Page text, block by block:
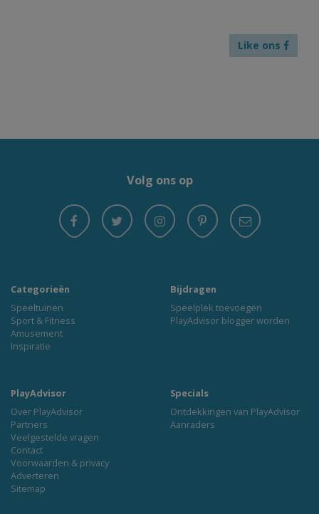
Like ons
Volg ons op
Categorieën
Speeltuinen
Sport & Fitness
Amusement
Inspiratie
Bijdragen
Speelplek toevoegen
PlayAdvisor blogger worden
PlayAdvisor
Over PlayAdvisor
Partners
Veelgestelde vragen
Contact
Voorwaarden & privacy
Adverteren
Sitemap
Specials
Ontdekkingen van PlayAdvisor
Aanraders